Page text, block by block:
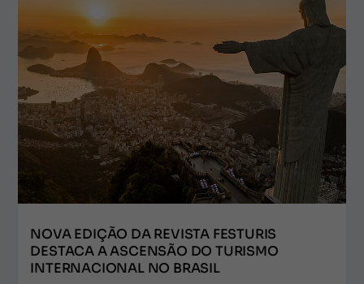
NOVA EDIÇÃO DA REVISTA FESTURIS
DESTACA A ASCENSÃO DO TURISMO
INTERNACIONAL NO BRASIL